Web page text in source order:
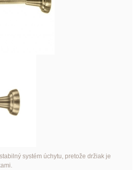
systém úchytu, pretože držiak je